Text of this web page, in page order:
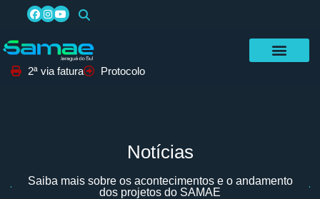
2ª via fatura Protocolo
Notícias
Saiba mais sobre os acontecimentos e o andamento
dos projetos do SAMAE